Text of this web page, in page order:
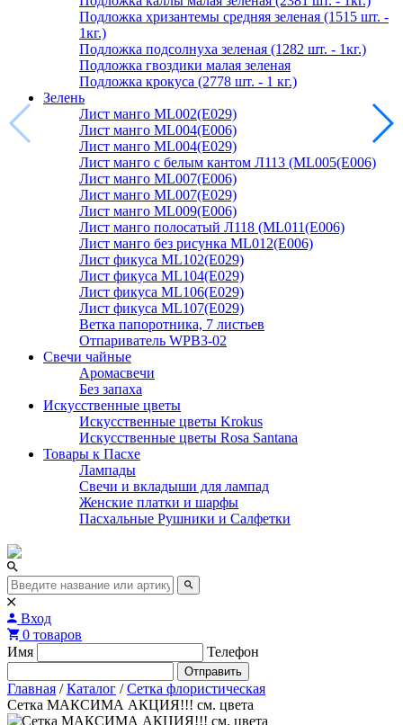
Подложка хризантемы средняя зеленая (1515 шт. -
1кг.)
Подложка подсолнуха зеленая (1282 шт. - 1кг.)
Подложка гвоздики малая зеленая
Подложка крокуса (2778 шт. - 1 кг.)
Зелень
Лист манго ML002(E029)
Лист манго ML004(E006)
Лист манго ML004(E029)
Лист манго с белым кантом Л113 (ML005(E006)
Лист манго ML007(E006)
Лист манго ML007(E029)
Лист манго ML009(E006)
Лист манго полосатый Л118 (ML011(E006)
Лист манго без рисунка ML012(E006)
Лист фикуса ML102(E029)
Лист фикуса ML104(E029)
Лист фикуса ML106(E029)
Лист фикуса ML107(E029)
Ветка папоротника, 7 листьев
Отпариватель WPB3-02
Свечи чайные
Аромасвечи
Без запаха
Искусственные цветы
Искусственные цветы Krokus
Искусственные цветы Rosa Santana
Товары к Пасхе
Лампады
Свечи и вкладыши для лампад
Женские платки и шарфы
Пасхальные Рушники и Салфетки
Вход
0 товаров
Имя
Телефон
Отправить
Главная / Каталог / Сетка флористическая
Сетка МАКСИМА АКЦИЯ!!! см. цвета